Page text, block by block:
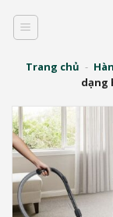
qua
dungTrang chủ -
dạng